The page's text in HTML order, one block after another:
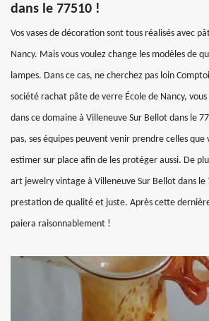
dans le 77510 !
Vos vases de décoration sont tous réalisés avec
Nancy. Mais vous voulez change les modèles de
lampes. Dans ce cas, ne cherchez pas loin
société rachat pâte de verre École de Nancy,
dans ce domaine à Villeneuve Sur Bellot dans le
pas, ses équipes peuvent venir prendre celles que
estimer sur place afin de les protéger aussi. De
art jewelry vintage à Villeneuve Sur Bellot dans
prestation de qualité et juste. Après cette
paiera raisonnablement !